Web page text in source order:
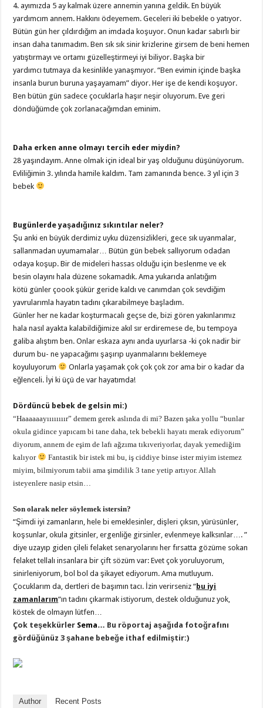
4. ayımızda 5 ay kalmak üzere annemin yanına geldik. En büyük
yardımcım annem. Hakkını ödeyemem. Geceleri iki bebekle o yatıyor.
Bütün gün her çıldırdığım an imdada koşuyor. Onun kadar sabırlı bir
insan daha tanımadım. Ben sık sık sinir krizlerine girsem de beni hemen
yatıştırmayı ve ortamı güzelleştirmeyi iyi biliyor. Başka bir
yardımcı tutmaya da kesinlikle yanaşmıyor. “Ben evimin içinde başka
insanla burun buruna yaşayamam” diyor. Her işe de kendi koşuyor.
Ben bütün gün sadece çocuklarla haşır neşir oluyorum. Eve geri
döndüğümde çok zorlanacağımdan eminim.
Daha erken anne olmayı tercih eder miydin?
28 yaşındayım. Anne olmak için ideal bir yaş olduğunu düşünüyorum.
Evliliğimin 3. yılında hamile kaldım. Tam zamanında bence. 3 yıl için 3
bebek
Bugünlerde yaşadığınız sıkıntılar neler?
Şu anki en büyük derdimiz uyku düzensizlikleri, gece sık uyanmalar,
sallanmadan uyumamalar… Bütün gün bebek sallıyorum odadan
odaya koşup. Bir de mideleri hassas olduğu için beslenme ve ek
besin olayını hala düzene sokamadık. Ama yukarıda anlatığım
kötü günler çoook şükür geride kaldı ve canımdan çok sevdiğim
yavrularımla hayatın tadını çıkarabilmeye başladım.
Günler her ne kadar koşturmacalı geçse de, bizi gören yakınlarımız
hala nasıl ayakta kalabildiğimize akıl sır erdiremese de, bu tempoya
galiba alıştım ben. Onlar eskaza aynı anda uyurlarsa -ki çok nadir bir
durum bu- ne yapacağımı şaşırıp uyanmalarını beklemeye
koyuluyorum
Onlarla yaşamak çok çok çok zor ama bir o kadar da
eğlenceli. İyi ki üçü de var hayatımda!
Dördüncü bebek de gelsin mi:)
“Haaaaaayıııııııır” demem gerek aslında di mi? Bazen şaka yollu “bunlar
okula gidince yapıcam bi tane daha, tek bebekli hayatı merak ediyorum”
diyorum, annem de eşim de lafı ağzıma tıkıveriyorlar, dayak yemediğim
kalıyor
Fantastik bir istek mi bu, iş ciddiye binse ister miyim istemez
miyim, bilmiyorum tabii ama şimdilik 3 tane yetip artıyor. Allah
isteyenlere nasip etsin…
Son olarak neler söylemek istersin?
“Şimdi iyi zamanların, hele bi emeklesinler, dişleri çıksın, yürüsünler,
koşsunlar, okula gitsinler, ergenliğe girsinler, evlenmeye kalksınlar…. ”
diye uzayıp giden çileli felaket senaryolarını her fırsatta gözüme sokan
felaket tellalı insanlara bir çift sözüm var: Evet çok yoruluyorum,
sinirleniyorum, bol bol da şikayet ediyorum. Ama mutluyum.
Çocuklarım da, dertleri de başımın tacı. İzin verirseniz “ bu iyi
zamanlarım“ın tadını çıkarmak istiyorum, destek olduğunuz yok,
köstek de olmayın lütfen…
Çok teşekkürler Sema… Bu röportaj aşağıda fotoğrafını
gördüğünüz 3 şahane bebeğe ithaf edilmiştir:)
Author Recent Posts